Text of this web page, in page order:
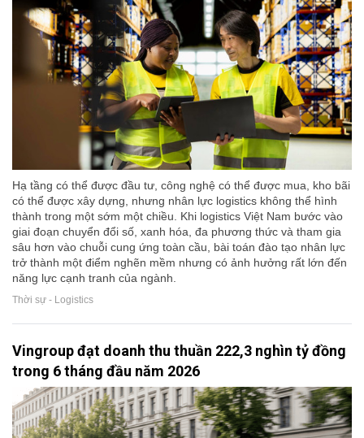
Hạ tầng có thể được đầu tư, công nghệ có thể được mua, kho bãi
có thể được xây dựng, nhưng nhân lực logistics không thể hình
thành trong một sớm một chiều. Khi logistics Việt Nam bước vào
giai đoạn chuyển đổi số, xanh hóa, đa phương thức và tham gia
sâu hơn vào chuỗi cung ứng toàn cầu, bài toán đào tạo nhân lực
trở thành một điểm nghẽn mềm nhưng có ảnh hưởng rất lớn đến
năng lực cạnh tranh của ngành.
Thời sự - Logistics
Vingroup đạt doanh thu thuần 222,3 nghìn tỷ đồng
trong 6 tháng đầu năm 2026